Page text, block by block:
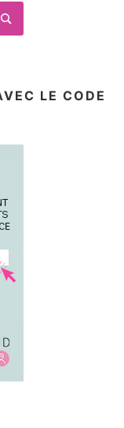
Search
LE CODE